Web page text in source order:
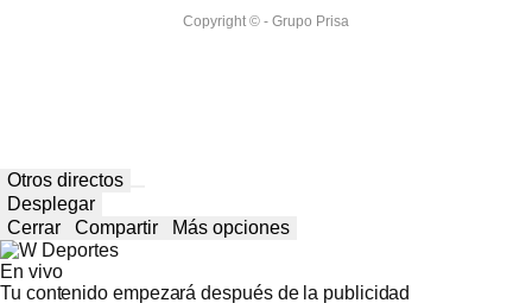
Copyright © - Grupo Prisa
Otros directos
Desplegar
Cerrar
Compartir Más opciones
En vivo
Tu contenido empezará después de la publicidad